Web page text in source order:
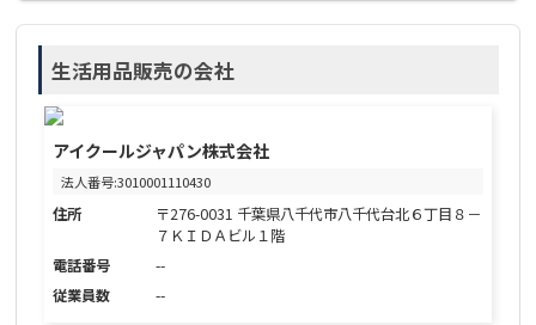
生活用品販売の会社
アイクールジャパン株式会社
法人番号:3010001110430
住所
〒276-0031 千葉県八千代市八千代台北６丁目８－
７ＫＩＤＡビル１階
電話番号
--
従業員数
--